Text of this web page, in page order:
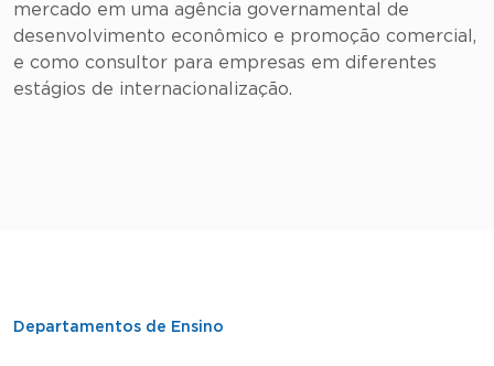
mercado em uma agência governamental de
desenvolvimento econômico e promoção comercial,
e como consultor para empresas em diferentes
estágios de internacionalização.
Departamentos de Ensino